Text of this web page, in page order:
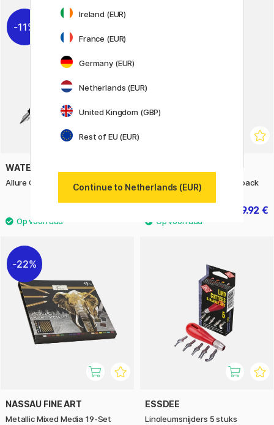
11%
WATERMAN
Allure Chrome Vulpen Fine Clean Color Real Brush 6-pack
19.92 €
22%
NASSAU FINE ART
Metallic Mixed Media 19-Set
ESSDEE
Linoleumsnijders 5 stuks
Ireland (EUR)
France (EUR)
Germany (EUR)
Netherlands (EUR)
United Kingdom (GBP)
Rest of EU (EUR)
Continue to Netherlands (EUR)